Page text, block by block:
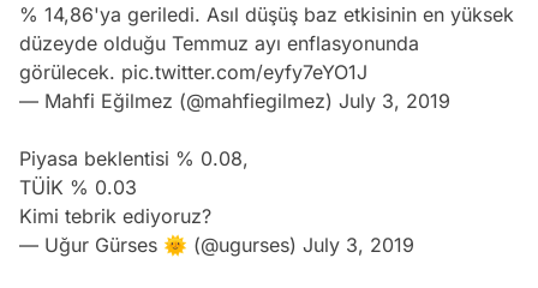
% 14,86'ya geriledi. Asıl düşüş baz etkisinin en yüksek
düzeyde olduğu Temmuz ayı enflasyonunda
görülecek. pic.twitter.com/eyfy7eYO1J
— Mahfi Eğilmez (@mahfiegilmez) July 3, 2019
Piyasa beklentisi % 0.08,
TÜİK % 0.03
Kimi tebrik ediyoruz?
— Uğur Gürses 🌞 (@ugurses) July 3, 2019